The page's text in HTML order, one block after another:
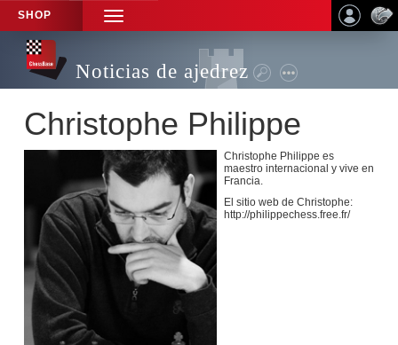
SHOP
TOGGLE
NAVIGATION
Noticias de ajedrez
Christophe Philippe
Christophe Philippe es
maestro internacional y vive en
Francia.
El sitio web de Christophe:
http://philippechess.free.fr/